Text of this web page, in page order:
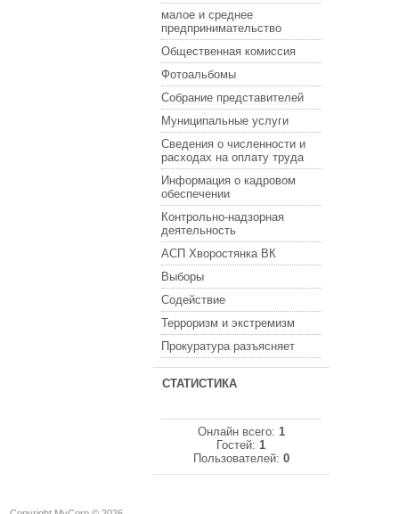
малое и среднее
предпринимательство
Общественная комиссия
Фотоальбомы
Собрание представителей
Муниципальные услуги
Сведения о численности и
расходах на оплату труда
Информация о кадровом
обеспечении
Контрольно-надзорная
деятельность
АСП Хворостянка ВК
Выборы
Содействие
Терроризм и экстремизм
Прокуратура разъясняет
СТАТИСТИКА
Онлайн всего: 1
Гостей:1
Пользователей: 0